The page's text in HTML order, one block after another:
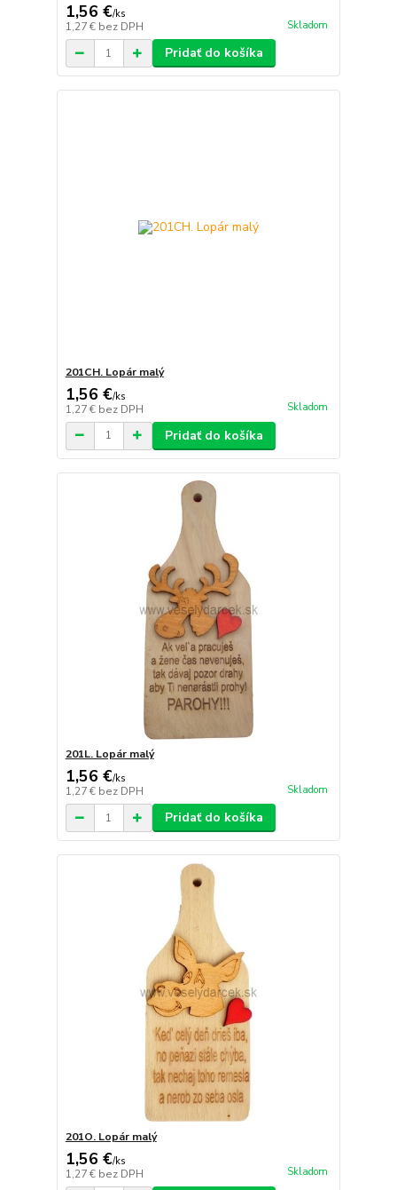
1,56 €/ks
1,27 € bez DPH Skladom
Pridať do košíka
201CH. Lopár malý
1,56 €/ks
1,27 € bez DPH Skladom
Pridať do košíka
201L. Lopár malý
1,56 €/ks
1,27 € bez DPH Skladom
Pridať do košíka
201O. Lopár malý
1,56 €/ks
1,27 € bez DPH Skladom